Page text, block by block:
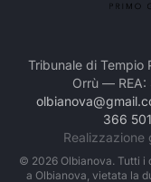
Tribunale di
Orrù — REA:
366
© 2026Olbianova. Tutti i
a Olbianova, vietata la